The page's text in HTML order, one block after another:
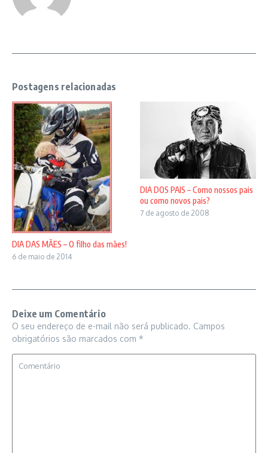
Postagens relacionadas
DIA DAS MÃES – O filho das mães!
6 de maio de 2014
DIA DOS PAIS – Como nossos pais
ou como novos pais?
7 de agosto de 2008
Deixe um Comentário
O seu endereço de e-mail não será publicado. Campos
obrigatórios são marcados com *